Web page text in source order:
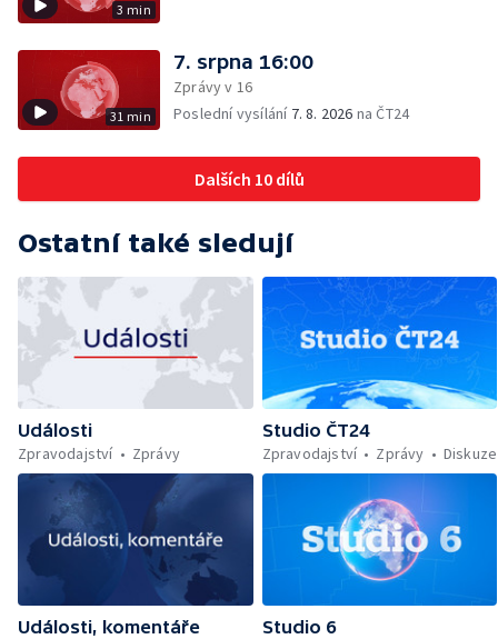
3 min
31 min
7. srpna 16:00
Zprávy v 16
Poslední vysílání 7. 8. 2026 na ČT24
Dalších 10 dílů
Ostatní také sledují
Události
Zpravodajství
Zprávy
Studio ČT24
Zpravodajství
Zprávy Diskuze
Události, komentáře
Studio 6